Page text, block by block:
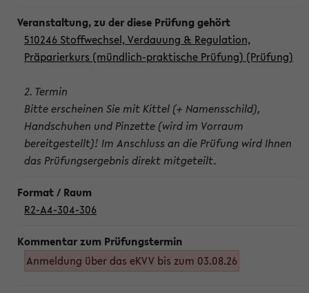
510246 Stoffwechsel, Verdauung & Regulation,
Präparierkurs (mündlich-praktische Prüfung) (Prüfung)
2. Termin
Bitte erscheinen Sie mit Kittel (+ Namensschild),
Handschuhen und Pinzette (wird im Vorraum
bereitgestellt)! Im Anschluss an die Prüfung wird Ihnen
das Prüfungsergebnis direkt mitgeteilt.
R2-A4-304-306
Anmeldung über das eKVV bis zum 03.08.26